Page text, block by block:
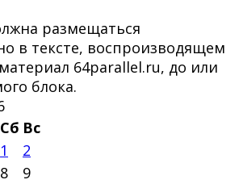
размещаться
в тексте, воспроизводящем
64parallel.ru, до или
блока.
Сб Вс
1
2
8
9